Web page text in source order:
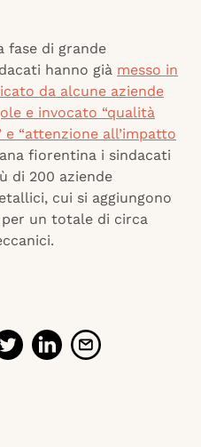
fase di grande
hanno già messo in
da alcune aziende
e invocato “qualità
“attenzione all’impatto
fiorentina i sindacati
di 200 aziende
cui si aggiungono
un totale di circa